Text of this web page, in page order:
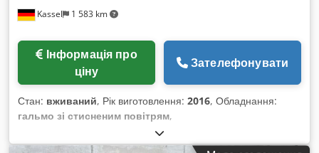
Kassel 1 583 km
ціну
Зателефонувати
Стан: вживаний, Рік виготовлення: 2016, Обладнання:
гальмо зі стисненим повітрям,